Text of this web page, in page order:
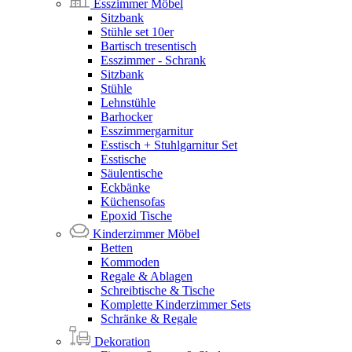
Esszimmer Möbel
Sitzbank
Stühle set 10er
Bartisch tresentisch
Esszimmer - Schrank
Sitzbank
Stühle
Lehnstühle
Barhocker
Esszimmergarnitur
Esstisch + Stuhlgarnitur Set
Esstische
Säulentische
Eckbänke
Küchensofas
Epoxid Tische
Kinderzimmer Möbel
Betten
Kommoden
Regale & Ablagen
Schreibtische & Tische
Komplette Kinderzimmer Sets
Schränke & Regale
Dekoration